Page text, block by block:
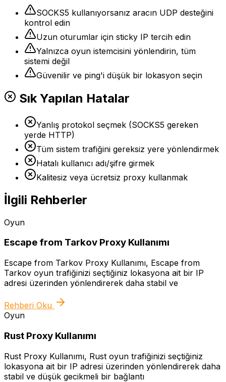
SOCKS5 kullanıyorsanız aracın UDP desteğini
kontrol edin
Uzun oturumlar için sticky IP tercih edin
Yalnızca oyun istemcisini yönlendirin, tüm
sistemi değil
Güvenilir ve ping'i düşük bir lokasyon seçin
Sık Yapılan Hatalar
Yanlış protokol seçmek (SOCKS5 gereken
yerde HTTP)
Tüm sistem trafiğini gereksiz yere yönlendirmek
Hatalı kullanıcı adı/şifre girmek
Kalitesiz veya ücretsiz proxy kullanmak
İlgili Rehberler
Oyun
Escape from Tarkov Proxy Kullanımı
Escape from Tarkov Proxy Kullanımı, Escape from
Tarkov oyun trafiğinizi seçtiğiniz lokasyona ait bir IP
adresi üzerinden yönlendirerek daha stabil ve
Rehberi Oku
Oyun
Rust Proxy Kullanımı
Rust Proxy Kullanımı, Rust oyun trafiğinizi seçtiğiniz
lokasyona ait bir IP adresi üzerinden yönlendirerek daha
stabil ve düşük gecikmeli bir bağlantı